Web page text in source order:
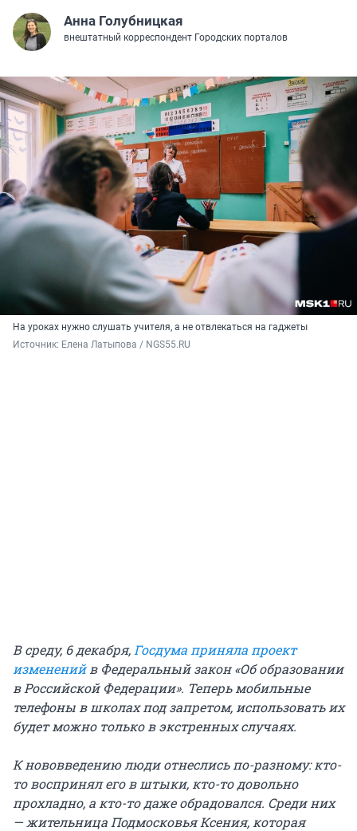
Анна Голубницкая
внештатный корреспондент Городских порталов
На уроках нужно слушать учителя, а не отвлекаться на гаджеты
Источник: Елена Латыпова / NGS55.RU
В среду, 6 декабря, Госдума приняла проект
измененийв Федеральный закон «Об образовании
в Российской Федерации». Теперь мобильные
телефоны в школах под запретом, использовать их
будет можно только в экстренных случаях.
К нововведению люди отнеслись по-разному: кто-
то воспринял его в штыки, кто-то довольно
прохладно, а кто-то даже обрадовался. Среди них
— жительница Подмосковья Ксения, которая